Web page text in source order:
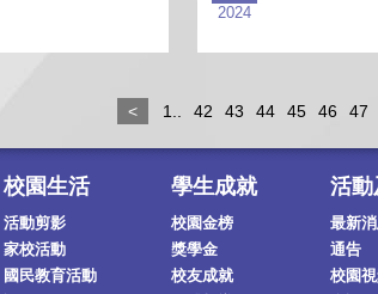
2024
< 1.. 42 43 44 45 46 47
校園生活
活動剪影
家校活動
國民教育活動
學生成就
校園金榜
獎學金
校友成就
活動
最新
通告
校園